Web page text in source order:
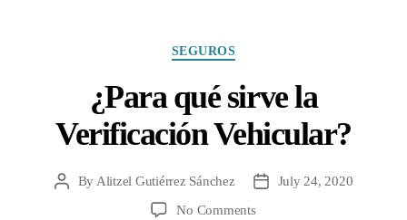
Categories
SEGUROS
¿Para qué sirve la
Verificación Vehicular?
PostBy Alitzel Gutiérrez Sánchez
PostJuly 24, 2020
No Commentson